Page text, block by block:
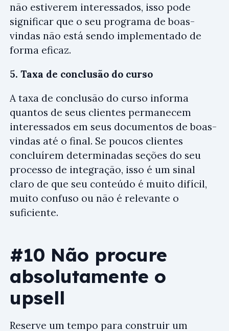
não estiverem interessados, isso pode
significar que o seu programa de boas-
vindas não está sendo implementado de
forma eficaz.
5. Taxa de conclusão do curso
A taxa de conclusão do curso informa
quantos de seus clientes permanecem
interessados em seus documentos de boas-
vindas até o final. Se poucos clientes
concluírem determinadas seções do seu
processo de integração, isso é um sinal
claro de que seu conteúdo é muito difícil,
muito confuso ou não é relevante o
suficiente.
#10 Não procure
absolutamente o
upsell
Reserve um tempo para construir um